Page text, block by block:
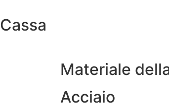
Cassa
Materiale
Acciaio